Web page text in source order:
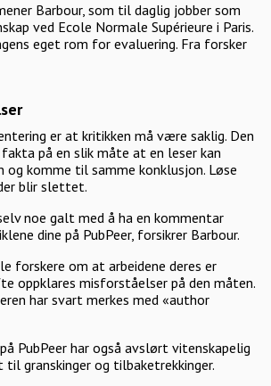
Barbour, som til daglig jobber som
ved Ecole Normale Supérieure i Paris.
eget rom for evaluering. Fra forsker
er at kritikken må være saklig. Den
på en slik måte at en leser kan
og komme til samme konklusjon. Løse
blir slettet.
noe galt med å ha en kommentar
dine på PubPeer, forsikrer Barbour.
forskere om at arbeidene deres er
oppklares misforståelser på den måten.
har svart merkes med «author
PubPeer har også avslørt vitenskapelig
granskinger og tilbaketrekkinger.